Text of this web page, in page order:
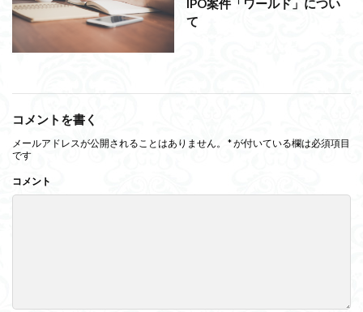
IPO案件「ワールド」につい
て
コメントを書く
メールアドレスが公開されることはありません。 *が付いている欄は必須項目
です
コメント